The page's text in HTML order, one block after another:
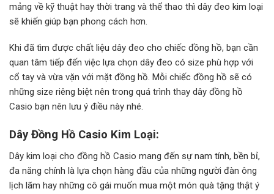
mảng về kỹ thuật hay thời trang và thể thao thì dây đeo kim loại
sẽ khiến giúp bạn phong cách hơn.
Khi đã tìm được chất liệu dây đeo cho chiếc đồng hồ, bạn cần
quan tâm tiếp đến việc lựa chọn dây đeo có size phù hợp với
cổ tay và vừa vặn với mặt đồng hồ. Mỗi chiếc đồng hồ sẽ có
những size riêng biệt nên trong quá trình thay dây đồng hồ
Casio bạn nên lưu ý điều này nhé.
Dây Đồng Hồ Casio Kim Loại:
Dây kim loại cho đồng hồ Casio mang đến sự nam tính, bền bỉ,
đa năng chính là lựa chọn hàng đầu của những người đàn ông
lịch lãm hay những cô gái muốn mua một món quà tặng thật ý